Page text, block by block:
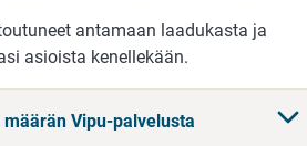
antamaan laadukasta ja
asioista kenellekään.
Vipu-palvelusta